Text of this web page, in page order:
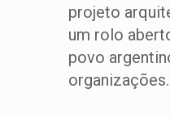
projeto
um rolo
povo